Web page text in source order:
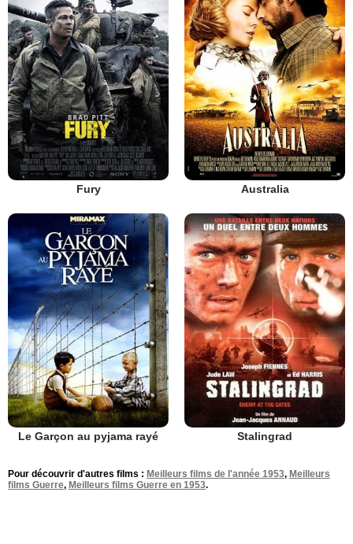
Fury Australia
Le Garçon au pyjama rayé Stalingrad
Pour découvrir d'autres films : Meilleurs films de l'année 1953, Meilleurs
films Guerre, Meilleurs films Guerre en 1953.